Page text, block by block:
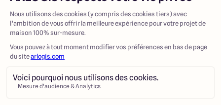
Mentions légales
@ Maisons ARLOGIS 2023